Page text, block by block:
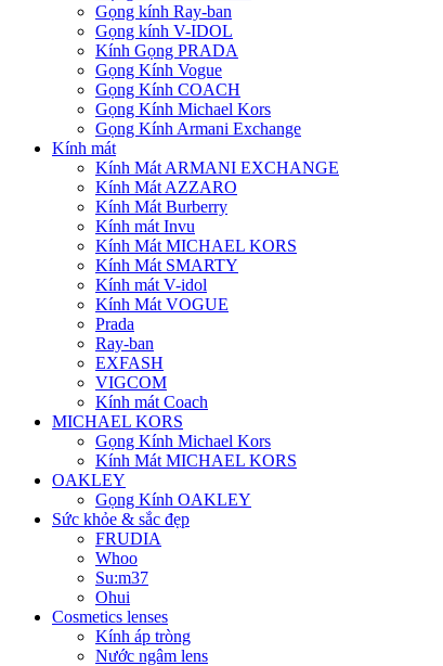
Gọng kính Ray-ban
Gọng kính V-IDOL
Kính Gọng PRADA
Gọng Kính Vogue
Gọng Kính COACH
Gọng Kính Michael Kors
Gọng Kính Armani Exchange
Kính mát
Kính Mát ARMANI EXCHANGE
Kính Mát AZZARO
Kính Mát Burberry
Kính mát Invu
Kính Mát MICHAEL KORS
Kính Mát SMARTY
Kính mát V-idol
Kính Mát VOGUE
Prada
Ray-ban
EXFASH
VIGCOM
Kính mát Coach
MICHAEL KORS
Gọng Kính Michael Kors
Kính Mát MICHAEL KORS
OAKLEY
Gọng Kính OAKLEY
Sức khỏe & sắc đẹp
FRUDIA
Whoo
Su:m37
Ohui
Cosmetics lenses
Kính áp tròng
Nước ngâm lens